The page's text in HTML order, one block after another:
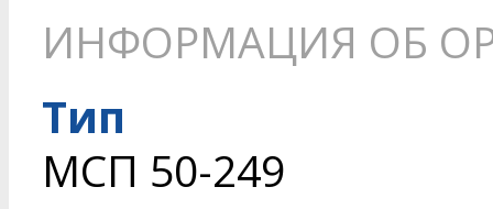
ИНФОРМАЦИЯ ОБ
Тип
МСП 50-249